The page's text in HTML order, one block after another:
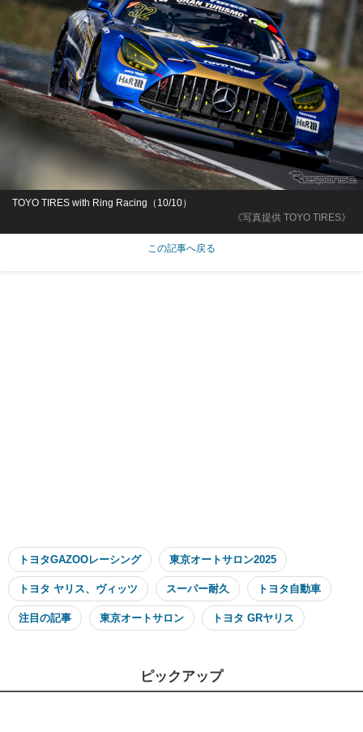
《写真提供 TOYO TIRES》
TOYO TIRES with Ring Racing（10/10）
この記事へ戻る
トヨタGAZOOレーシング 東京オートサロン2025
トヨタ ヤリス、ヴィッツ スーパー耐久 トヨタ自動車
注目の記事 東京オートサロン トヨタ GRヤリス
ピックアップ